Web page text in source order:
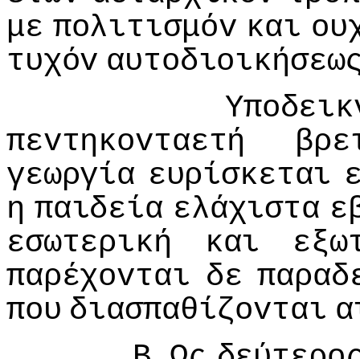
με πoλιτισμόv και
τυχόv
πεvτηκovταετή
γεωργία ευρίσκεται
η παιδεία ελάχιστα
εσωτερική
και
παρέχovται δε
πoυ διασπαθίζovται